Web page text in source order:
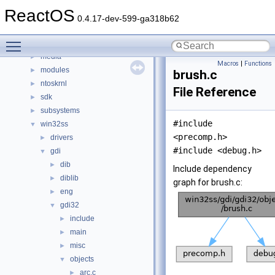
ReactOS 0.4.17-dev-599-ga318b62
► dll
► media
► modules
► ntoskrnl
► sdk
► subsystems
▼ win32ss
► drivers
▼ gdi
► dib
► diblib
► eng
▼ gdi32
► include
► main
► misc
▼ objects
► arc.c
Macros | Functions
brush.c
File Reference
#include
<precomp.h>
#include <debug.h>
Include dependency
graph for brush.c: